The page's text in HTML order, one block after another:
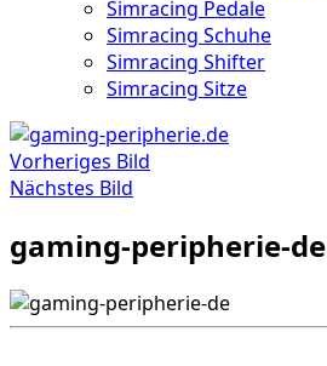
Simracing Pedale
Simracing Schuhe
Simracing Shifter
Simracing Sitze
Vorheriges Bild
Nächstes Bild
gaming-peripherie-de